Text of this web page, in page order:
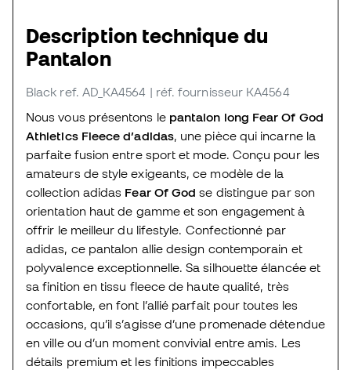
Description technique du
Pantalon
Black ref. AD_KA4564 | réf. fournisseur KA4564
Nous vous présentons le pantalon long Fear Of God
Athletics Fleece d’adidas, une pièce qui incarne la
parfaite fusion entre sport et mode. Conçu pour les
amateurs de style exigeants, ce modèle de la
collection adidas Fear Of Godse distingue par son
orientation haut de gamme et son engagement à
offrir le meilleur du lifestyle. Confectionné par
adidas, ce pantalon allie design contemporain et
polyvalence exceptionnelle. Sa silhouette élancée et
sa finition en tissu fleece de haute qualité, très
confortable, en font l’allié parfait pour toutes les
occasions, qu’il s’agisse d’une promenade détendue
en ville ou d’un moment convivial entre amis. Les
détails premium et les finitions impeccables